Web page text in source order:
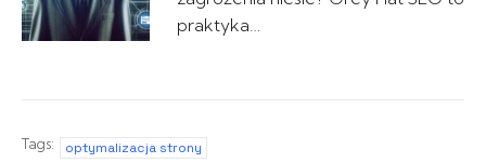
praktyka…
Tags: optymalizacja strony